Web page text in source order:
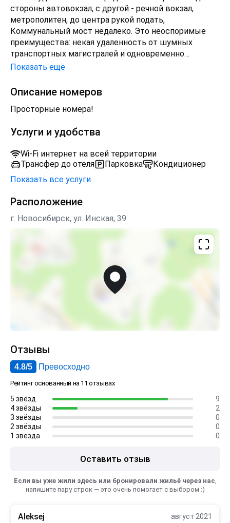
стороны автовокзал, с другой - речной вокзал,
метрополитен, до центра рукой подать,
Коммунальный мост недалеко. Это неоспоримые
преимущества: некая удаленность от шумных
транспортных магистралей и одновременно
возможность легко и быстро добраться в любую
Для Вас также работает бар-ресторан для встреч
"без галстука", и конференц-зал для проведения
семинаров, тренингов, деловых встреч и
Показать ещё
Описание номеров
Просторные номера!
Услуги и удобства
Wi-Fi интернет на всей территории
Трансфер до отеля
Парковка
Кондиционер
Показать все услуги
Расположение
г. Новосибирск, ул. Инская, 39
Отзывы
4.8/5 Превосходно
Рейтинг основанный на 11 отзывах
5 звёзд
9
4 звёзды
2
3 звёзды
0
2 звёзды
0
1 звезда
0
Оставить отзыв
Если вы уже жили здесь или бронировали жильё через нас,
напишите пару строк — это очень помогает с выбором :)
Aleksej
август 2021